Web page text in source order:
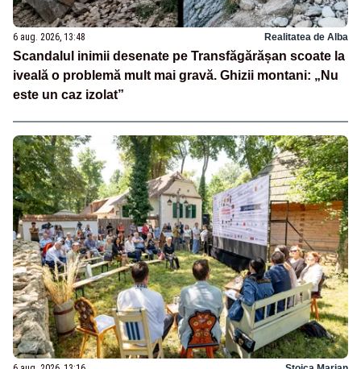
6 aug. 2026, 13:48 Realitatea de Alba
Scandalul inimii desenate pe Transfăgărășan scoate la
iveală o problemă mult mai gravă. Ghizii montani: „Nu
este un caz izolat”